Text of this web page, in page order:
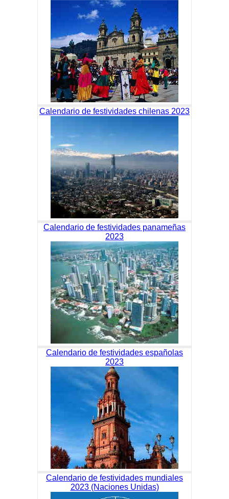
Calendario de festividades chilenas 2023
Calendario de festividades panameñas
2023
Calendario de festividades españolas
2023
Calendario de festividades mundiales
2023 (Naciones Unidas)